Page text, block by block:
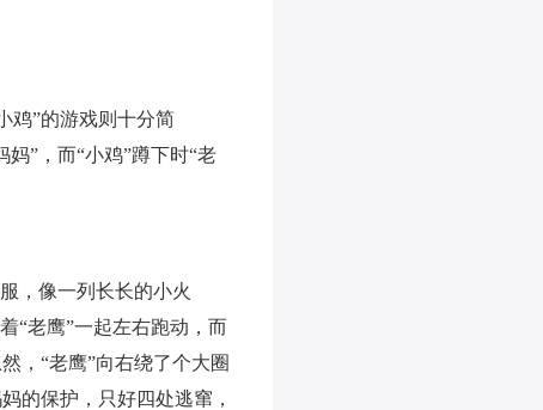
”的游戏则十分简
妈”，而“小鸡”蹲下时“老
，像一列长长的小火
“老鹰”一起左右跑动，而
，“老鹰”向右绕了个大圈
的保护，只好四处逃窜，